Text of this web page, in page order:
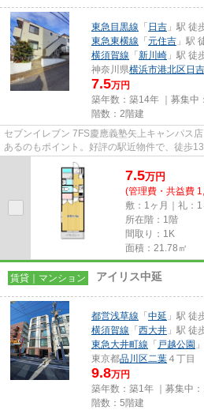
東急目黒線 「 日吉 」駅 徒
東急東横線 「 元住吉 」駅
横須賀線 「 新川崎 」駅 徒
神奈川県横浜市港北区 日吉
7.5万円
築年数：築14年 ｜募集中：
階数：2階建
セブンイレブン 7FS慶應義塾矢上キャンパス
あるのもポイント。好評の駅近物件で、徒歩
の入れ替えができる風通しの良...
7.5万円
(管理費・共益費
敷：1ヶ月｜礼：1
所在階：1階
間取り：1K
面積：21.78㎡
賃貸｜マンション アイリス中延
都営浅草線 「 中延 」駅 徒
横須賀線 「 西大井 」駅 徒
東急大井町線 「 戸越公園
東京都品川区二葉 ４丁目
9.8万円
築年数：築1年 ｜募集中：
階数：5階建